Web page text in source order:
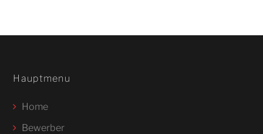
Hauptmenu
Home
Bewerber